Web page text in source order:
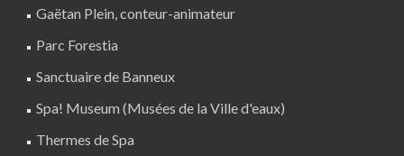
Gaëtan Plein, conteur-animateur
Parc Forestia
Sanctuaire de Banneux
Spa! Museum (Musées de la Ville d'eaux)
Thermes de Spa